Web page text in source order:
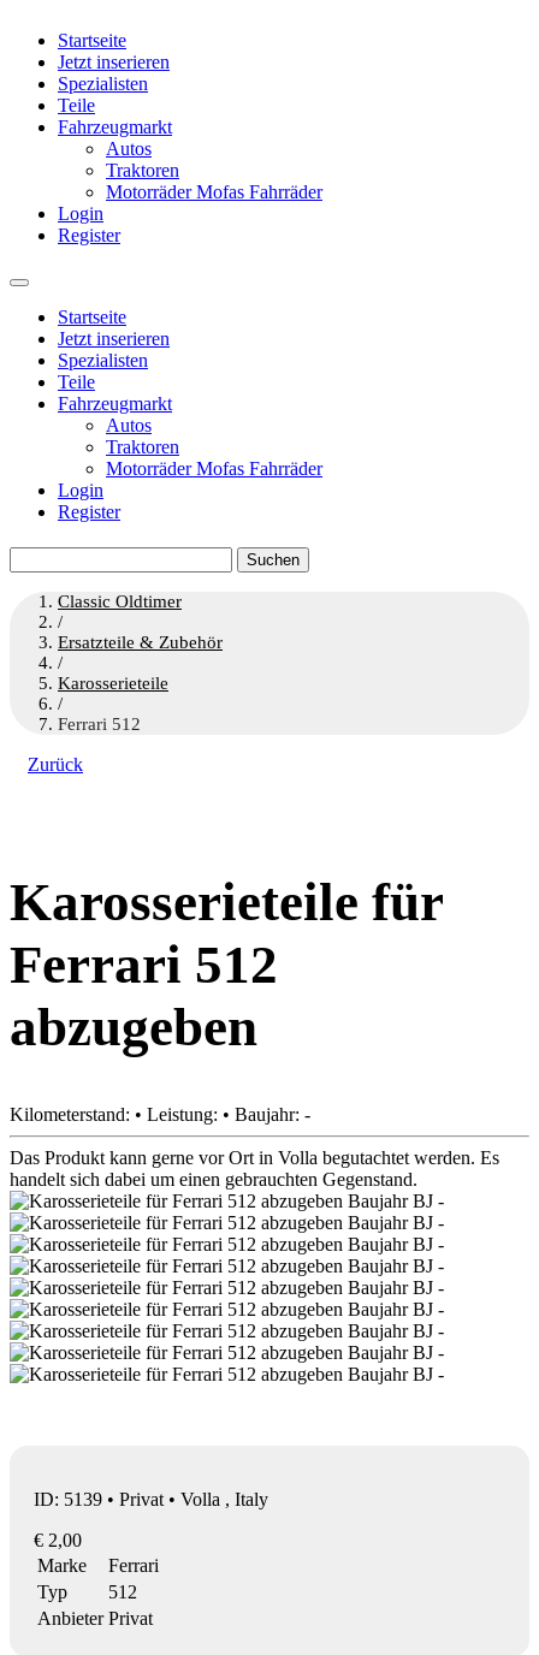
Startseite
Jetzt inserieren
Spezialisten
Teile
Fahrzeugmarkt
Autos
Traktoren
Motorräder Mofas Fahrräder
Login
Register
Startseite
Jetzt inserieren
Spezialisten
Teile
Fahrzeugmarkt
Autos
Traktoren
Motorräder Mofas Fahrräder
Login
Register
nach:
Classic Oldtimer
/
Ersatzteile & Zubehör
/
Karosserieteile
/
Ferrari 512
Zurück
Karosserieteile für
Ferrari 512
abzugeben
Kilometerstand: • Leistung: • Baujahr: -
Das Produkt kann gerne vor Ort in Volla begutachtet werden. Es
handelt sich dabei um einen gebrauchten Gegenstand.
ID: 5139 • Privat • Volla , Italy
€ 2,00
Marke
Ferrari
Typ
512
Anbieter Privat